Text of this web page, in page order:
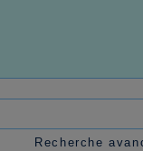
Recherche